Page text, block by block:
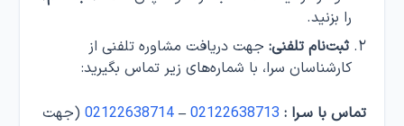
را بزنید.
ثبت‌نام تلفنی: جهت دریافت مشاوره تلفنی از
کارشناسان سرا، با شماره‌های زیر تماس بگیرید:
تماس با سـرا : 02122638713
–
02122638714 (جهت